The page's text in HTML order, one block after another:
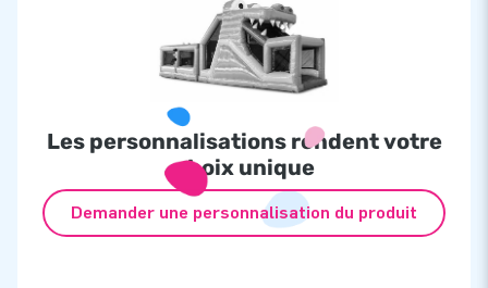
Les personnalisations rendent votre
choix unique
Demander une personnalisation du produit